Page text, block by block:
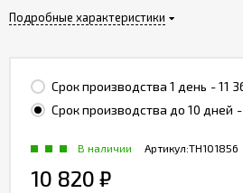
Подробные характеристики
Срок производства 1 день - 11
Срок производства до 10 дней
Артикул:TH101856
В наличии
10 820 ₽